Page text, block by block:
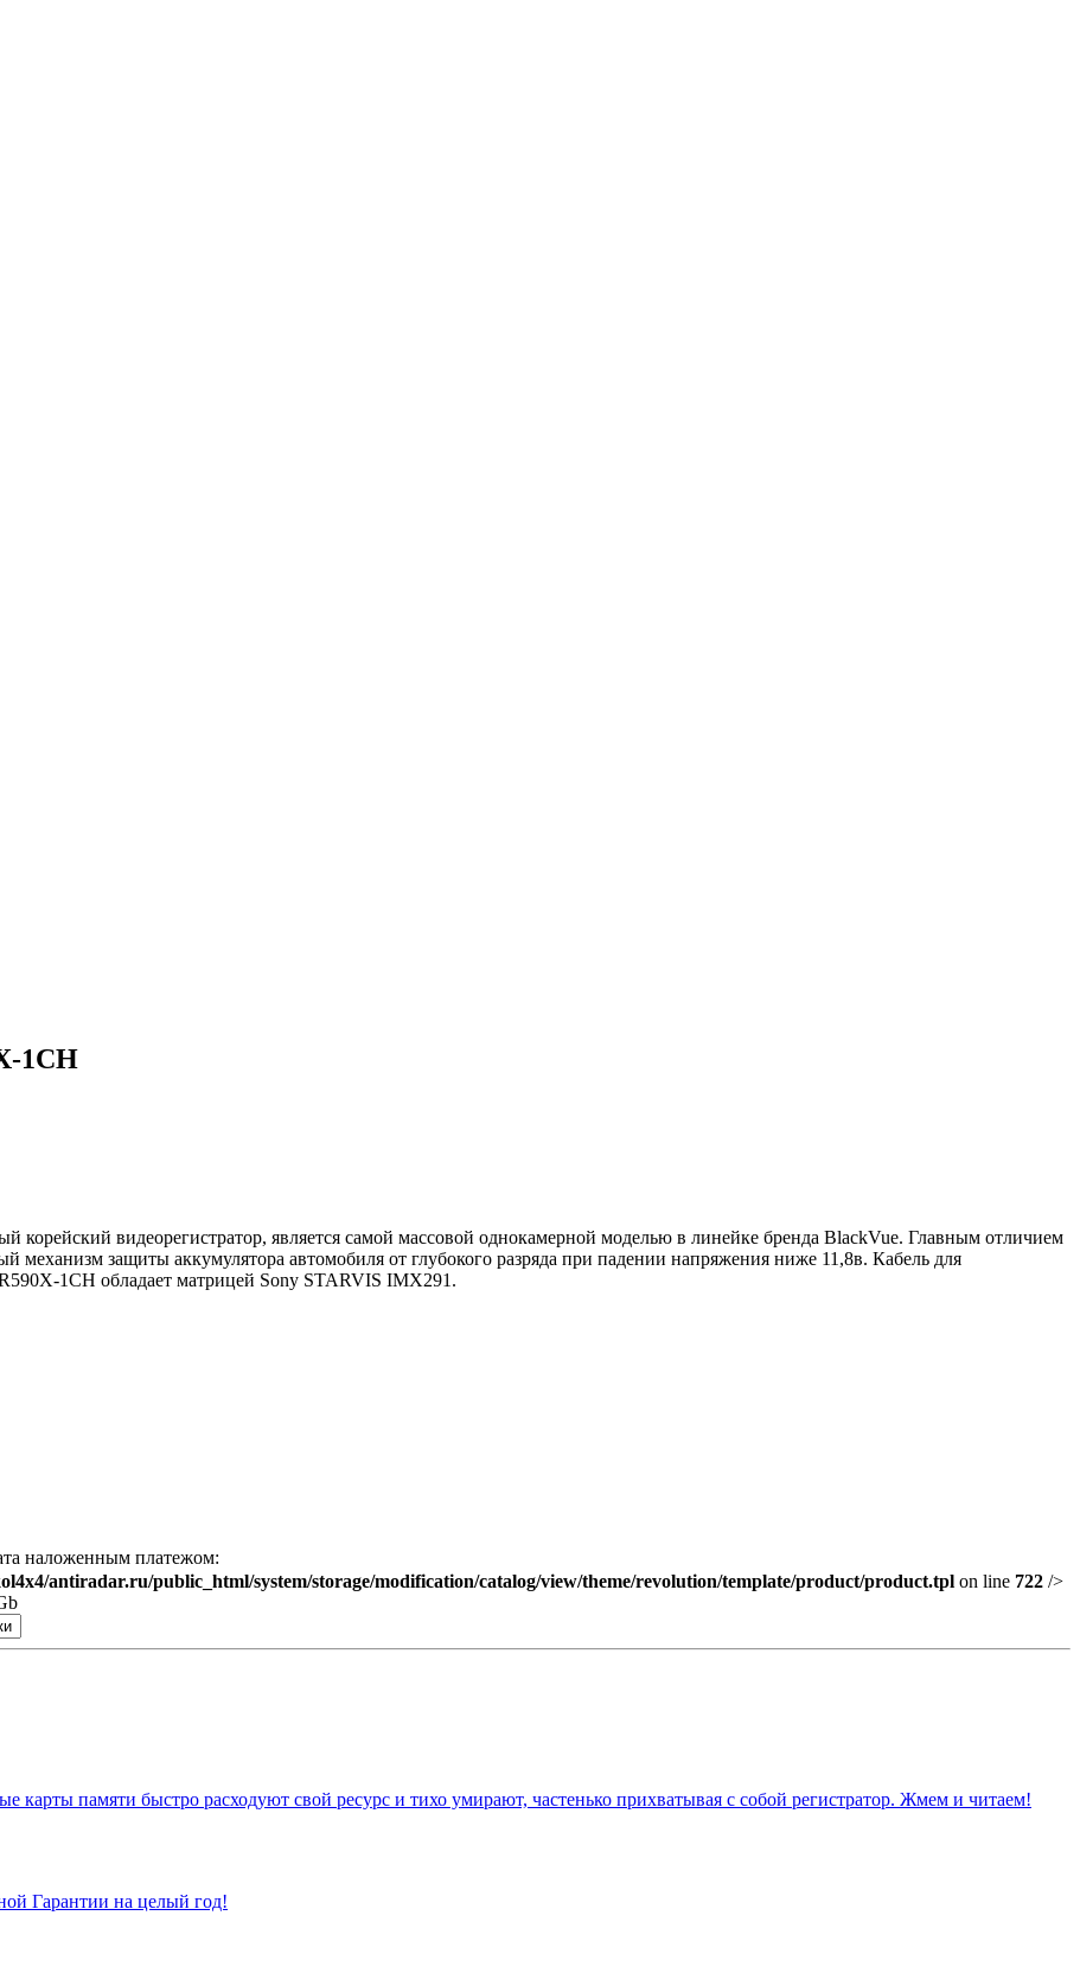
1CH
видеорегистратор, является самой массовой однокамерной моделью в линейке бренда BlackVue. Главным отличием
механизм защиты аккумулятора автомобиля от глубокого разряда при падении напряжения ниже 11,8в. Кабель для
1CH обладает матрицей Sony STARVIS IMX291.
наложенным платежом:
antiradar.ru/public_html/system/storage/modification/catalog/view/theme/revolution/template/product/product.tpl on line 722 />
карты памяти быстро расходуют свой ресурс и тихо умирают, частенько прихватывая с собой регистратор. Жмем и читаем!
Гарантии на целый год!